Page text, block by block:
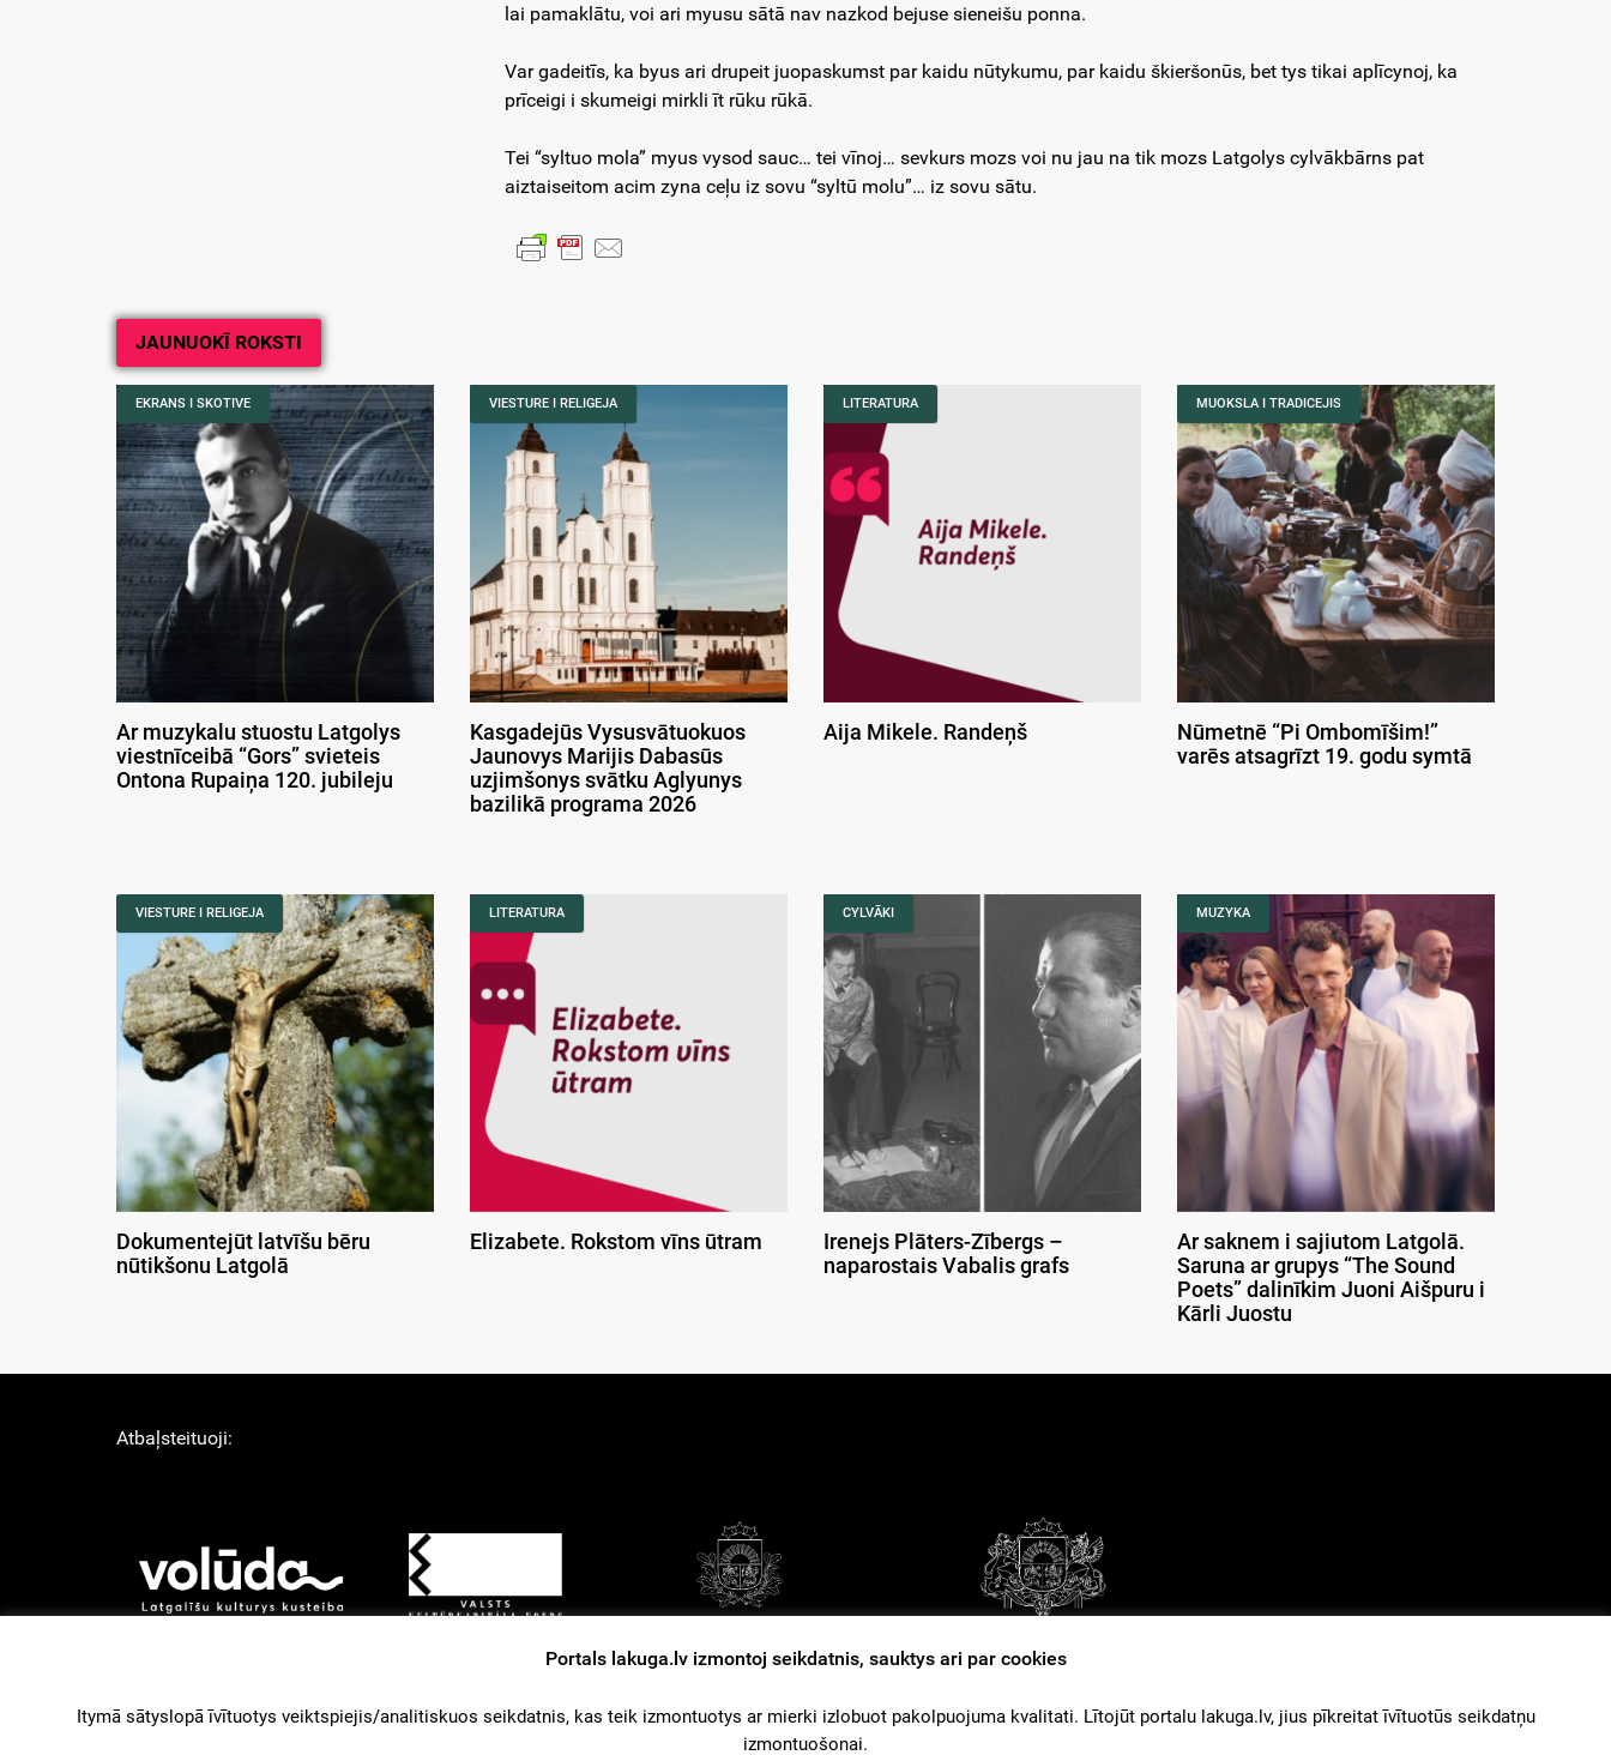
lai pamaklātu, voi ari myusu sātā nav nazkod bejuse sieneišu ponna.
Var gadeitīs, ka byus ari drupeit juopaskumst par kaidu nūtykumu, par kaidu škieršonūs, bet tys tikai aplīcynoj, ka
prīceigi i skumeigi mirkli īt rūku rūkā.
Tei “syltuo mola” myus vysod sauc… tei vīnoj… sevkurs mozs voi nu jau na tik mozs Latgolys cylvākbārns pat
aiztaiseitom acim zyna ceļu iz sovu “syltū molu”… iz sovu sātu.
JAUNUOKĪ ROKSTI
EKRANS I SKOTIVE
Ar muzykalu stuostu Latgolys
viestnīceibā “Gors” svieteis
Ontona Rupaiņa 120. jubileju
VIESTURE I RELIGEJA
Kasgadejūs Vysusvātuokuos
Jaunovys Marijis Dabasūs
uzjimšonys svātku Aglyunys
bazilikā programa 2026
LITERATURA
Aija Mikele. Randeņš
MUOKSLA I TRADICEJIS
Nūmetnē “Pi Ombomīšim!”
varēs atsagrīzt 19. godu symtā
VIESTURE I RELIGEJA
Dokumentejūt latvīšu bēru
nūtikšonu Latgolā
LITERATURA
Elizabete. Rokstom vīns ūtram
CYLVĀKI
Irenejs Plāters-Zībergs –
naparostais Vabalis grafs
MUZYKA
Ar saknem i sajiutom Latgolā.
Saruna ar grupys “The Sound
Poets” dalinīkim Juoni Aišpuru i
Kārli Juostu
Atbaļsteituoji:
paleidzeibu
iz augšu
Portals lakuga.lv izmontoj seikdatnis, sauktys ari par cookies
Itymā sātyslopā īvītuotys veiktspiejis/analitiskuos seikdatnis, kas teik izmontuotys ar mierki izlobuot pakolpuojuma kvalitati. Lītojūt portalu lakuga.lv, jius pīkreitat īvītuotūs seikdatņu
izmontuošonai.